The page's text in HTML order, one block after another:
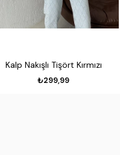
Kalp Nakışlı Tişört Kırmızı
₺299,99